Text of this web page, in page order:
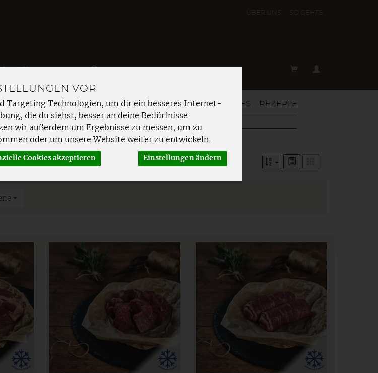
VOR
Targeting Technologien, um dir ein besseres Internet-
die du siehst, besser an deine Bedürfnisse
wir außerdem um Ergebnisse zu messen, um zu
oder um unsere Website weiter zu entwickeln.
Cookies akzeptieren Einstellungen ändern
SPEISEKAMMER HAUSHALT & MEHR AKTUELLES REZEPTE
TK